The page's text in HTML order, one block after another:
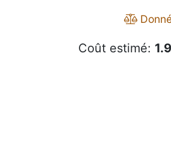
Coût estimé: